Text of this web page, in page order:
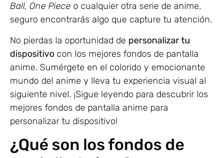
Ball, One Piece o cualquier otra serie de anime,
seguro encontrarás algo que capture tu atención.
No pierdas la oportunidad de personalizar tu
dispositivo con los mejores fondos de pantalla
anime. Sumérgete en el colorido y emocionante
mundo del anime y lleva tu experiencia visual al
siguiente nivel. ¡Sigue leyendo para descubrir los
mejores fondos de pantalla anime para
personalizar tu dispositivo!
¿Qué son los fondos de